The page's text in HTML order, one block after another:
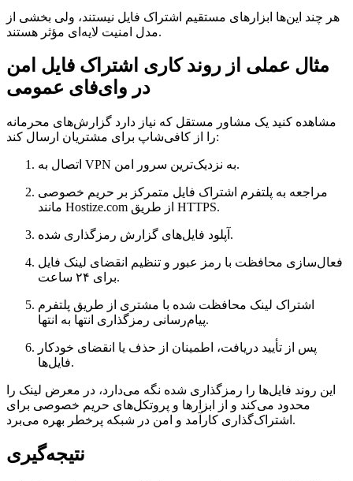
هر چند این‌ها ابزارهای مستقیم اشتراک فایل نیستند، ولی بخشی از
مدل امنیت لایه‌ای مؤثر هستند.
مثال عملی از روند کاری اشتراک فایل امن
در وای‌فای عمومی
مشاهده کنید یک مشاور مستقل که نیاز دارد گزارش‌های محرمانه
را از کافی‌شاپ برای مشتریان ارسال کند:
اتصال به VPN به نزدیک‌ترین سرور امن.
مراجعه به پلتفرم اشتراک فایل متمرکز بر حریم خصوصی
مانند Hostize.com از طریق HTTPS.
آپلود فایل‌های گزارش رمزگذاری شده.
فعال‌سازی محافظت با رمز عبور و تنظیم انقضای لینک فایل
برای ۲۴ ساعت.
اشتراک لینک محافظت شده با مشتری از طریق پلتفرم
پیام‌رسانی رمزگذاری انتها به انتها.
پس از تأیید دریافت، اطمینان از حذف یا انقضای خودکار
فایل‌ها.
این روند فایل‌ها را رمزگذاری شده نگه می‌دارد، در معرض لینک را
محدود می‌کند و از ابزارها و پروتکل‌های حریم خصوصی برای
اشتراک‌گذاری کارآمد و امن در شبکه پرخطر بهره می‌برد.
نتیجه‌گیری